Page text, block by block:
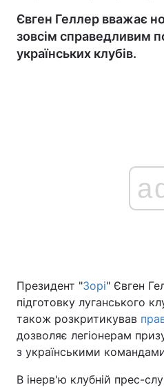
Євген Геллер вважає
зовсім справедливим
українських клубів.
Президент "Зорі" Євген
підготовку луганського
також розкритикував
дозволяє легіонерам
з українськими
В інерв'ю клубній прес-